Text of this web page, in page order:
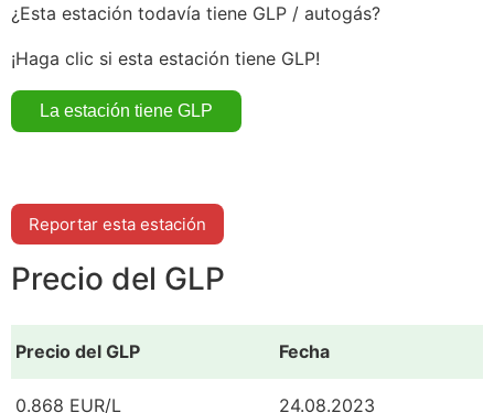
¿Esta estación todavía tiene GLP / autogás?
¡Haga clic si esta estación tiene GLP!
Reportar esta estación
Precio del GLP
Precio del GLP Fecha
0.868 EUR/L 24.08.2023